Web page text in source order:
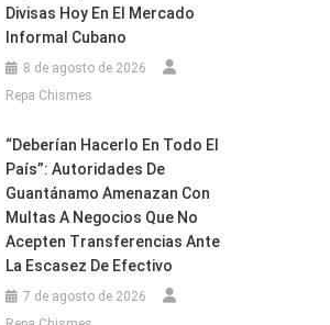
Divisas Hoy En El Mercado
Informal Cubano
8 de agosto de 2026
Repa Chismes
“Deberían Hacerlo En Todo El
País”: Autoridades De
Guantánamo Amenazan Con
Multas A Negocios Que No
Acepten Transferencias Ante
La Escasez De Efectivo
7 de agosto de 2026